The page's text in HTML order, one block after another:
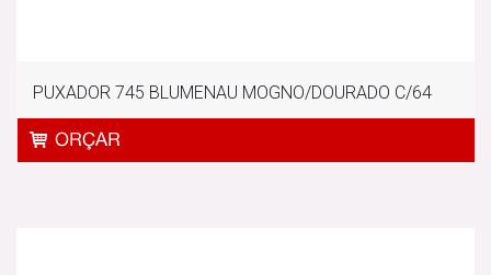
PUXADOR 745 BLUMENAU MOGNO/DOURADO C/64